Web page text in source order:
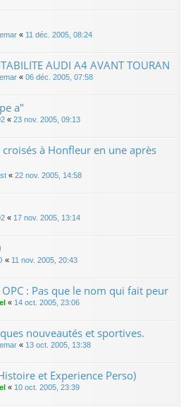
« 11 déc. 2005, 08:24
AUDI A4 AVANT TOURAN
« 06 déc. 2005, 07:58
a"
« 23 nov. 2005, 09:13
à Honfleur en une après
« 22 nov. 2005, 14:58
« 17 nov. 2005, 13:14
« 11 nov. 2005, 20:43
: Pas que le nom qui fait peur
« 14 oct. 2005, 23:06
nouveautés et sportives.
« 13 oct. 2005, 13:38
et Experience Perso)
« 10 oct. 2005, 23:39